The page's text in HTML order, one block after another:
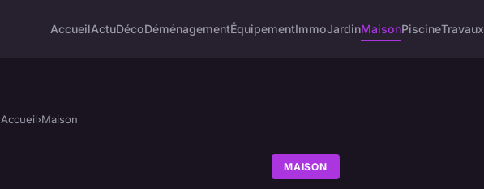
AccueilActuDécoDéménagementÉquipementImmoJardinMaisonPiscineTravaux
Accueil›Maison
MAISON